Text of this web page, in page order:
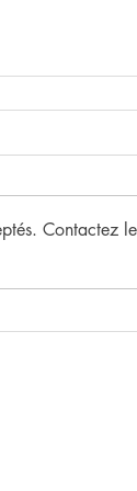
4
Contactez